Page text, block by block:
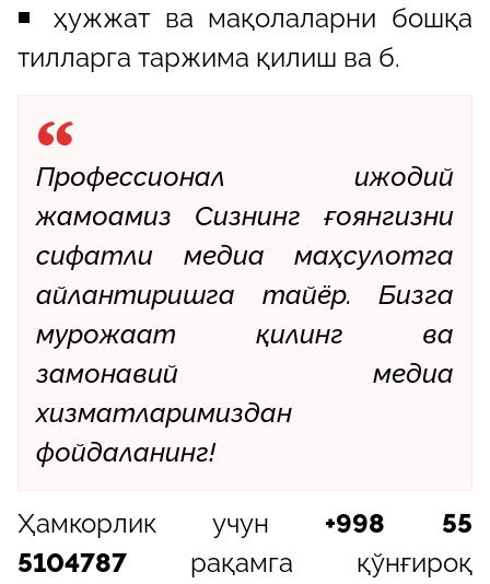
◾️ ҳужжат ва мақолаларни бошқа
тилларга таржима қилиш ва б.
Профессионал ижодий
жамоамиз Сизнинг ғоянгизни
сифатли медиа маҳсулотга
айлантиришга тайёр. Бизга
мурожаат қилинг ва
замонавий медиа
хизматларимиздан
фойдаланинг!
Ҳамкорлик учун +998 55
5104787 рақамга қўнғироқ